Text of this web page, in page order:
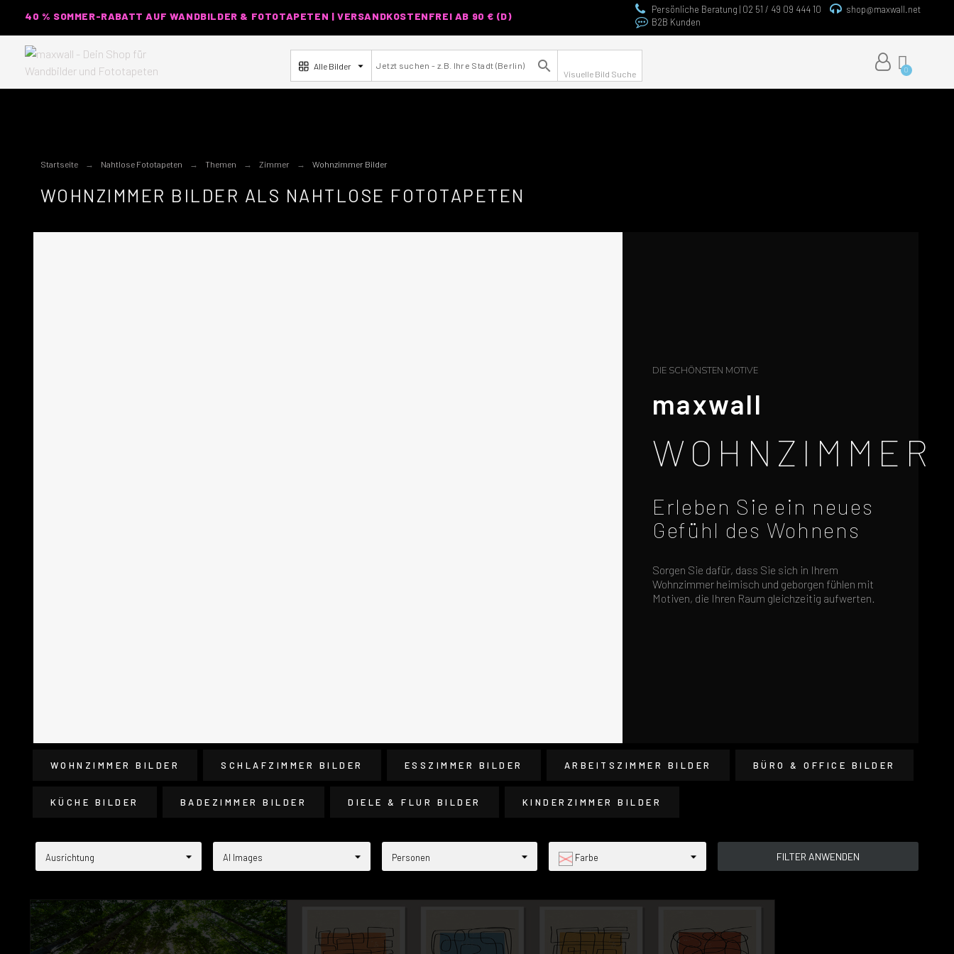
40 % SOMMER-RABATT AUF WANDBILDER & FOTOTAPETEN | VERSANDKOSTENFREI AB 90 € (D)
Persönliche Beratung | 02 51 / 49 09 444 10
shop@maxwall.net
B2B Kunden
Visuelle Bild Suche

Alle Bilder
Startseite Nahtlose Fototapeten Themen Zimmer Wohnzimmer Bilder
WOHNZIMMER BILDER ALS NAHTLOSE FOTOTAPETEN
DIE SCHÖNSTEN MOTIVE
maxwall
WOHNZIMMER
Erleben Sie ein neues
Gefühl des Wohnens
Sorgen Sie dafür, dass Sie sich in Ihrem
Wohnzimmer heimisch und geborgen fühlen mit
Motiven, die Ihren Raum gleichzeitig aufwerten.
WOHNZIMMER BILDER SCHLAFZIMMER BILDER ESSZIMMER BILDER ARBEITSZIMMER BILDER BÜRO & OFFICE BILDER
KÜCHE BILDER BADEZIMMER BILDER DIELE & FLUR BILDER KINDERZIMMER BILDER
Ausrichtung AI Images Personen Farbe